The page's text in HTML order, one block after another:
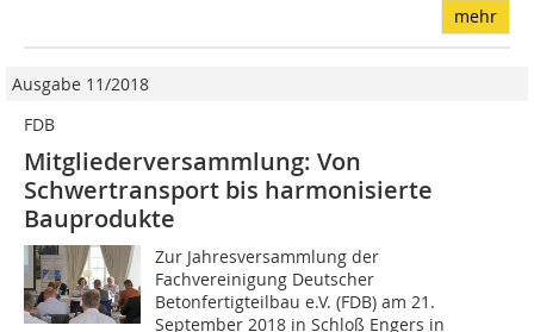
mehr
Ausgabe 11/2018
FDB
Mitgliederversammlung: Von
Schwertransport bis harmonisierte
Bauprodukte
Zur Jahresversammlung der
Fachvereinigung Deutscher
Betonfertigteilbau e.V. (FDB) am 21.
September 2018 in Schloß Engers in